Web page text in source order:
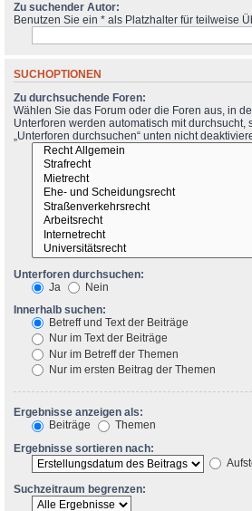
Zu suchender Autor:
Benutzen Sie ein * als Platzhalter für teilweise
SUCHOPTIONEN
Zu durchsuchende Foren:
Wählen Sie das Forum oder die Foren aus, in
Unterforen werden automatisch mit durchsucht,
„Unterforen durchsuchen“ unten nicht
Unterforen durchsuchen:
Ja
Nein
Innerhalb suchen:
Betreff und Text der Beiträge
Nur im Text der Beiträge
Nur im Betreff der Themen
Nur im ersten Beitrag der Themen
Ergebnisse anzeigen als:
Beiträge
Themen
Ergebnisse sortieren nach:
Suchzeitraum begrenzen: